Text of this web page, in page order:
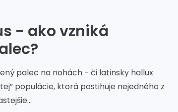
- ako vzniká
palec na nohách - či latinsky hallux
populácie, ktorá postihuje nejedného z